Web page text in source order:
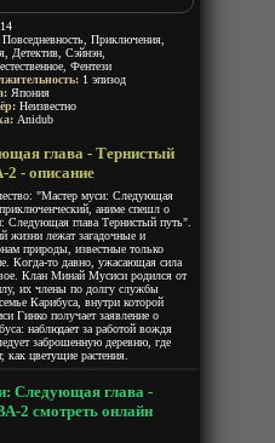
Знаток муси ОВА 2
Повседневность, Приключения,
Детектив, Сэйнэн,
Фентези
1 эпизод
Япония
Неизвестно
Anidub
глава - Тернистый
- описание
"Мастер муси: Следующая
аниме спешл о
Следующая глава Тернистый путь".
жизни лежат загадочные и
природы, известные только
Когда-то давно, ужасающая сила
Клан Минай Мусиси родился от
их члены по долгу службы
Карибуса, внутри которой
Гинко получает заявление о
наблюдает за работой вождя
заброшенную деревню, где
цветущие растения.
Следующая глава -
2 смотреть онлайн